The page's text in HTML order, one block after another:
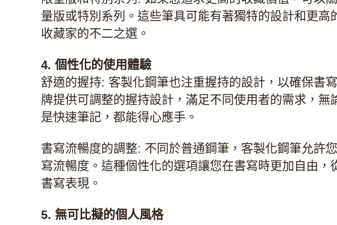
量版或特別系列。這些筆具可能有著獨特的設計和更高
收藏家的不二之選。
4. 個性化的使用體驗
舒適的握持: 客製化鋼筆也注重握持的設計，以確保書
牌提供可調整的握持設計，滿足不同使用者的需求，無
是快速筆記，都能得心應手。
書寫流暢度的調整: 不同於普通鋼筆，客製化鋼筆允許
寫流暢度。這種個性化的選項讓您在書寫時更加自由，
書寫表現。
5. 無可比擬的個人風格